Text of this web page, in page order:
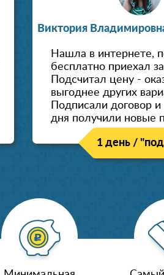
Виктория
Нашла в интернете,
бесплатно приехал
Подсчитал цену -
выгоднее других
Подписали договор и
дня получили новые
1 день /